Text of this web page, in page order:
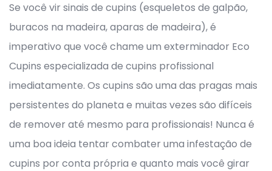
Se você vir sinais de cupins (esqueletos de galpão,
buracos na madeira, aparas de madeira), é
imperativo que você chame um exterminador Eco
Cupins especializada de cupins profissional
imediatamente. Os cupins são uma das pragas mais
persistentes do planeta e muitas vezes são difíceis
de remover até mesmo para profissionais! Nunca é
uma boa ideia tentar combater uma infestação de
cupins por conta própria e quanto mais você girar